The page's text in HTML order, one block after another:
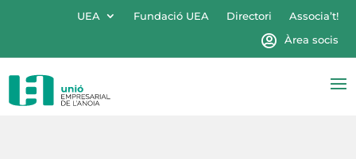
UEA Fundació UEA Directori
Associa’t!
Àrea socis